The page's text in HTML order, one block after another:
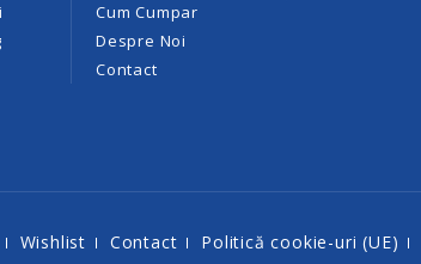
Cum Cumpar
Despre Noi
Contact
Wishlist Contact Politică cookie-uri (UE)